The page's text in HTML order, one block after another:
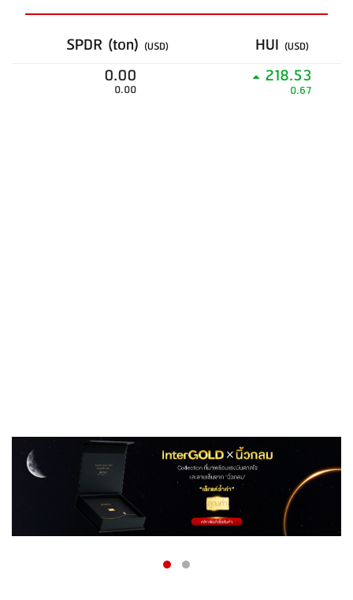
SPDR (ton) (USD) HUI (USD)
0.00
0.00
218.53
0.67